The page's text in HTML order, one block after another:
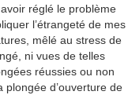
réglé le problème
l’étrangeté de mes
mêlé au stress de
ni vues de telles
réussies ou non
plongée d’ouverture de